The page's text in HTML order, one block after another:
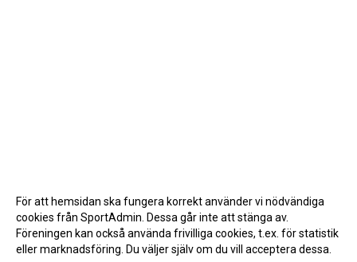
För att hemsidan ska fungera korrekt använder vi nödvändiga
cookies från SportAdmin. Dessa går inte att stänga av.
Föreningen kan också använda frivilliga cookies, t.ex. för statistik
eller marknadsföring. Du väljer själv om du vill acceptera dessa.